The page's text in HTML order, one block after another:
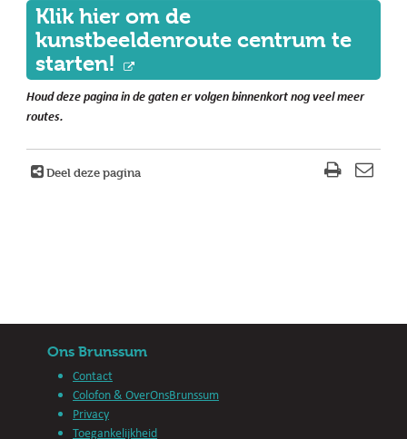
Klik hier om de
kunstbeeldenroute centrum te
starten!
Houd deze pagina in de gaten er volgen binnenkort nog veel meer
routes.
Deel deze pagina
Ons Brunssum
Contact
Colofon & OverOnsBrunssum
Privacy
Toegankelijkheid